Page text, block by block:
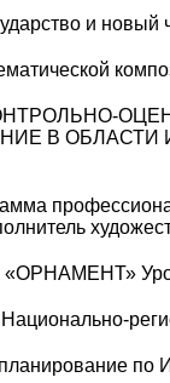
и новый
В ОБЛАСТИ
по